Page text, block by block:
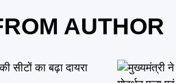
AUTHOR